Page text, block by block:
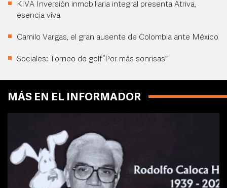
KIVA Inversión inmobiliaria integral presenta Atriva,
esencia viva
Camilo Vargas, el gran ausente de Colombia ante México
Sociales: Torneo de golf “Por más sonrisas”
MÁS EN EL INFORMADOR